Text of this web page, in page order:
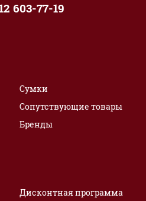
Сумки
Сопутствующие товары
Бренды
Дисконтная программа
603-77-19